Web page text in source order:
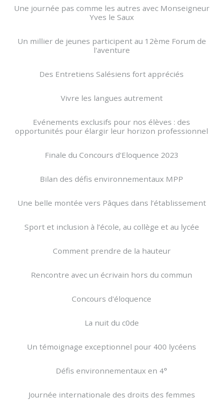
Une journée pas comme les autres avec Monseigneur
Yves le Saux
Un millier de jeunes participent au 12ème Forum de
l'aventure
Des Entretiens Salésiens fort appréciés
Vivre les langues autrement
Evénements exclusifs pour nos élèves : des
opportunités pour élargir leur horizon professionnel
Finale du Concours d'Eloquence 2023
Bilan des défis environnementaux MPP
Une belle montée vers Pâques dans l’établissement
Sport et inclusion à l’école, au collège et au lycée
Comment prendre de la hauteur
Rencontre avec un écrivain hors du commun
Concours d'éloquence
La nuit du c0de
Un témoignage exceptionnel pour 400 lycéens
Défis environnementaux en 4°
Journée internationale des droits des femmes